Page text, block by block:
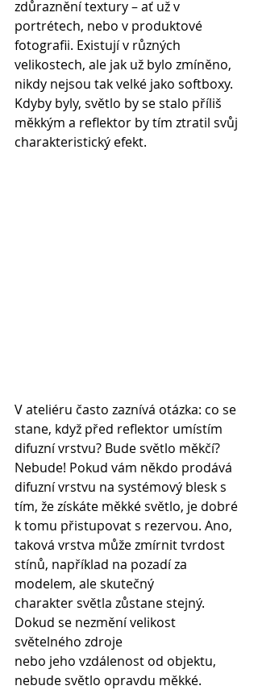
zdůraznění textury – ať už v
portrétech, nebo v produktové
fotografii. Existují v různých
velikostech, ale jak už bylo zmíněno,
nikdy nejsou tak velké jako softboxy.
Kdyby byly, světlo by se stalo příliš
měkkým a reflektor by tím ztratil svůj
charakteristický efekt.
V ateliéru často zaznívá otázka: co se
stane, když před reflektor umístím
difuzní vrstvu? Bude světlo měkčí?
Nebude! Pokud vám někdo prodává
difuzní vrstvu na systémový blesk s
tím, že získáte měkké světlo, je dobré
k tomu přistupovat s rezervou. Ano,
taková vrstva může zmírnit tvrdost
stínů, například na pozadí za
modelem, ale skutečný
charakter světla zůstane stejný.
Dokud se nezmění velikost
světelného zdroje
nebo jeho vzdálenost od objektu,
nebude světlo opravdu měkké.